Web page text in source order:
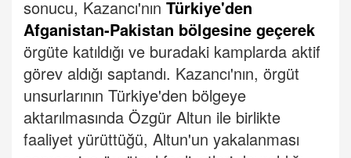
sonucu, Kazancı'nın Türkiye'den
Afganistan-Pakistan bölgesine geçerek
örgüte katıldığı ve buradaki kamplarda aktif
görev aldığı saptandı. Kazancı'nın, örgüt
unsurlarının Türkiye'den bölgeye
aktarılmasında Özgür Altun ile birlikte
faaliyet yürüttüğü, Altun'un yakalanması